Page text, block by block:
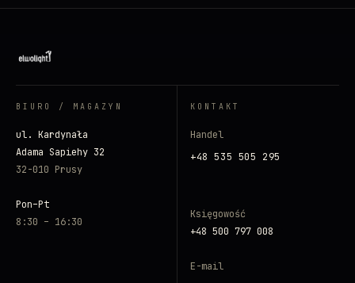
BIURO / MAGAZYN
ul. Kardynała
Adama Sapiehy 32
32-010 Prusy
Pon–Pt
8:30 – 16:30
KONTAKT
Handel
+48 535 505 295
Księgowość
+48 500 797 008
E-mail